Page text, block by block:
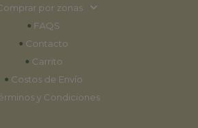
por zonas
• FAQS
• Contacto
• Carrito
• Costos de Envío
y Condiciones